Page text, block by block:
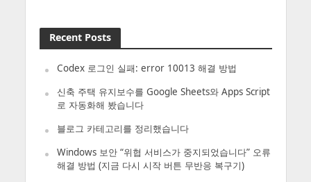
Recent Posts
Codex 로그인 실패: error 10013 해결 방법
신축 주택 유지보수를 Google Sheets와 Apps Script
로 자동화해 봤습니다
블로그 카테고리를 정리했습니다
Windows 보안 “위협 서비스가 중지되었습니다” 오류
해결 방법 (지금 다시 시작 버튼 무반응 복구기)